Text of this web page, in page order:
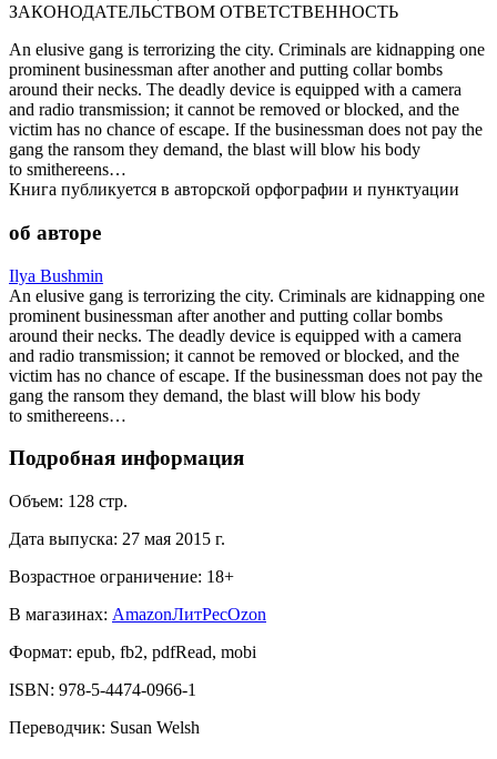
ЗАКОНОДАТЕЛЬСТВОМ ОТВЕТСТВЕННОСТЬ
An elusive gang is terrorizing the city. Criminals are kidnapping one
prominent businessman after another and putting collar bombs
around their necks. The deadly device is equipped with a camera
and radio transmission; it cannot be removed or blocked, and the
victim has no chance of escape. If the businessman does not pay the
gang the ransom they demand, the blast will blow his body
to smithereens…
Книга публикуется в авторской орфографии и пунктуации
об авторе
Ilya Bushmin
An elusive gang is terrorizing the city. Criminals are kidnapping one
prominent businessman after another and putting collar bombs
around their necks. The deadly device is equipped with a camera
and radio transmission; it cannot be removed or blocked, and the
victim has no chance of escape. If the businessman does not pay the
gang the ransom they demand, the blast will blow his body
to smithereens…
Подробная информация
Объем: 128 стр.
Дата выпуска: 27 мая 2015 г.
Возрастное ограничение: 18+
В магазинах: AmazonЛитРесOzon
Формат: epub, fb2, pdfRead, mobi
ISBN: 978-5-4474-0966-1
Переводчик: Susan Welsh